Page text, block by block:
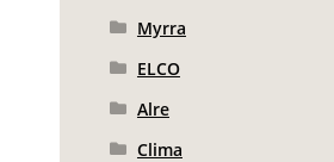
Myrra
ELCO
Alre
Clima